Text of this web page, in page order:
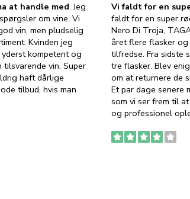
at handle med. Jeg
om vine. Vi
vin, men pludselig
Kvinden jeg
kompetent og
vin. Super
haft dårlige
tilbud, hvis man
Vi faldt for en
faldt for en super
Nero Di Troja,
året flere flasker
tilfredse. Fra sidste
tre flasker. Blev
om at returnere de
Et par dage senere
som vi ser frem til
og professionel